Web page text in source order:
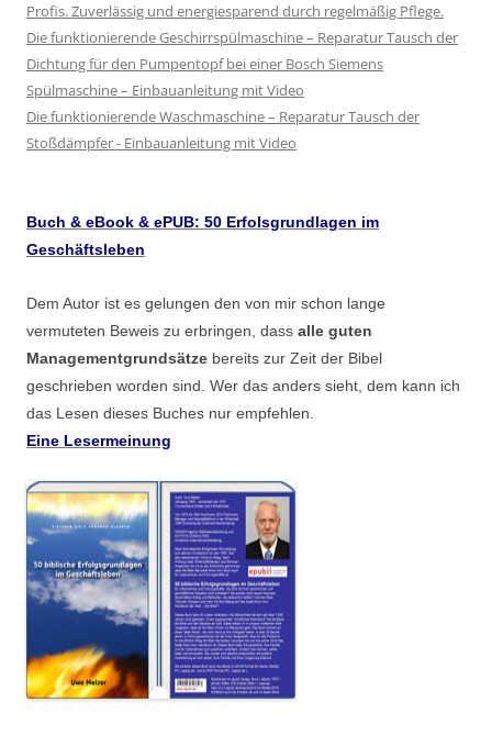
Profis. Zuverlässig und energiesparend durch regelmäßig Pflege.
Die funktionierende Geschirrspülmaschine – Reparatur Tausch der
Dichtung für den Pumpentopf bei einer Bosch Siemens
Spülmaschine – Einbauanleitung mit Video
Die funktionierende Waschmaschine – Reparatur Tausch der
Stoßdämpfer - Einbauanleitung mit Video
Buch & eBook & ePUB: 50 Erfolsgrundlagen im
Geschäftsleben
Dem Autor ist es gelungen den von mir schon lange
vermuteten Beweis zu erbringen, dass alle guten
Managementgrundsätze bereits zur Zeit der Bibel
geschrieben worden sind. Wer das anders sieht, dem kann ich
das Lesen dieses Buches nur empfehlen.
Eine Lesermeinung